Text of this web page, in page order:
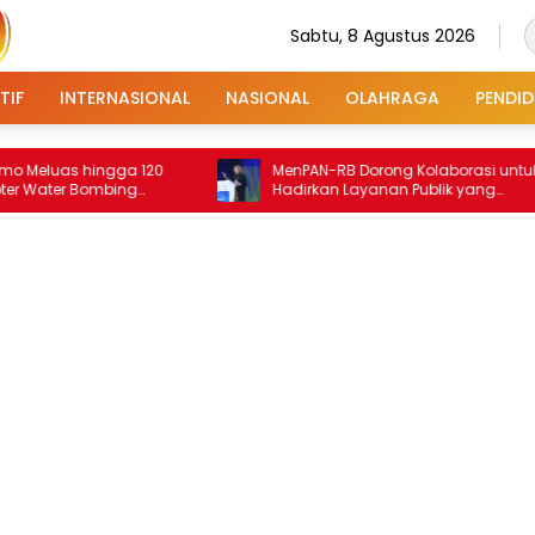
Sabtu, 8 Agustus 2026
INTERNASIONAL NASIONAL OLAHRAGA
120
MenPAN-RB Dorong Kolaborasi untuk
Hadirkan Layanan Publik yang
Terintegrasi dan Inklusif